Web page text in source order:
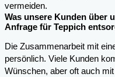
vermeiden.
Was unsere Kunden über
Anfrage für Teppich
Die Zusammenarbeit mit
persönlich. Viele Kunden
Wünschen, aber oft auch